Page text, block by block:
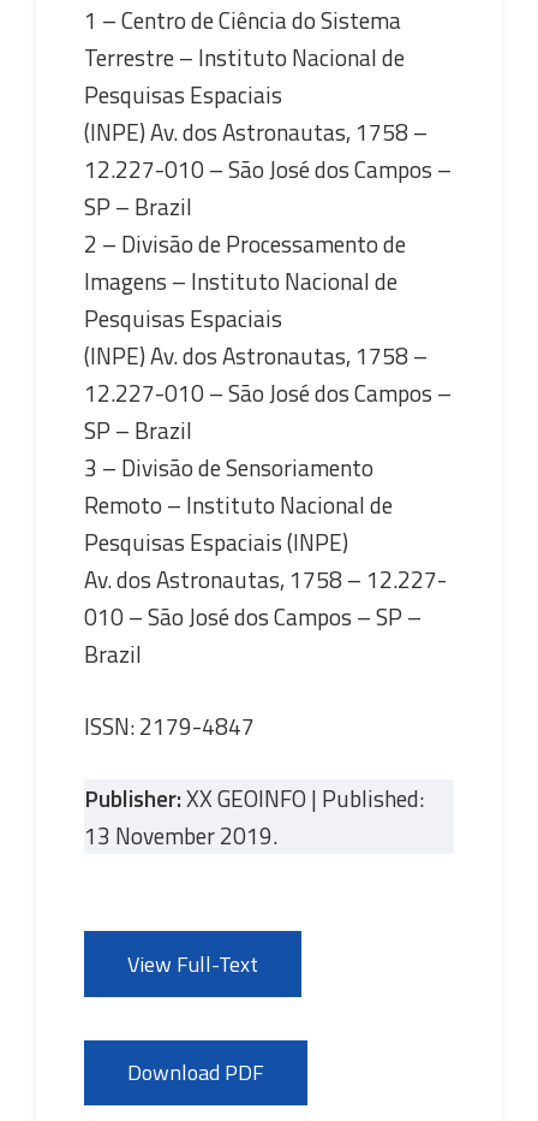
1 – Centro de Ciência do Sistema
Terrestre – Instituto Nacional de
Pesquisas Espaciais
(INPE) Av. dos Astronautas, 1758 –
12.227-010 – São José dos Campos –
SP – Brazil
2 – Divisão de Processamento de
Imagens – Instituto Nacional de
Pesquisas Espaciais
(INPE) Av. dos Astronautas, 1758 –
12.227-010 – São José dos Campos –
SP – Brazil
3 – Divisão de Sensoriamento
Remoto – Instituto Nacional de
Pesquisas Espaciais (INPE)
Av. dos Astronautas, 1758 – 12.227-
010 – São José dos Campos – SP –
Brazil
ISSN: 2179-4847
Publisher:XX GEOINFO | Published:
13 November 2019.
View Full-Text
Download PDF